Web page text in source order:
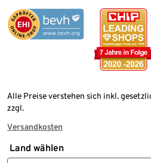
Alle Preise verstehen sich inkl.
zzgl.
Versandkosten
Land wählen